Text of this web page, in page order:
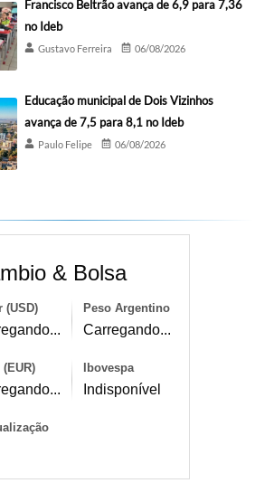
Francisco Beltrão avança de 6,9 para 7,36
no Ideb
Gustavo Ferreira 06/08/2026
Educação municipal de Dois Vizinhos
avança de 7,5 para 8,1 no Ideb
Paulo Felipe 06/08/2026
& Bolsa
(USD) Peso Argentino
Carregando...
Ibovespa
Indisponível